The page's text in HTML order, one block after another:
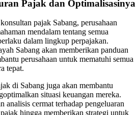
Pajak dan Optimalisasinya
pajak Sabang, perusahaan
mendalam tentang semua
dalam lingkup perpajakan.
Sabang akan memberikan panduan
perusahaan untuk mematuhi semua
tepat.
di Sabang juga akan membantu
situasi keuangan mereka.
analisis cermat terhadap pengeluaran
hingga memberikan strategi untuk